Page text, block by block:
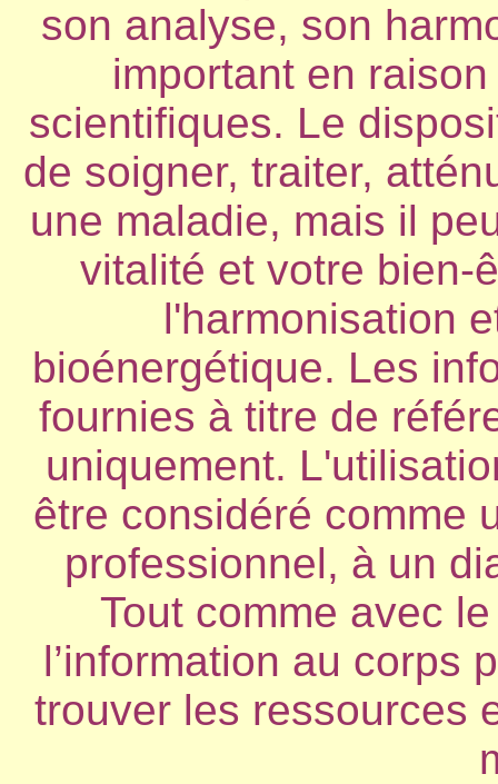
son analyse, son
important en
scientifiques. Le
de soigner, traiter,
une maladie, mais il
vitalité et votre bien-
l'harmonisation
bioénergétique. Les
fournies à titre de
uniquement.
être considéré comme
professionnel, à un
Tout comme avec
l’information au corps
trouver les ressources